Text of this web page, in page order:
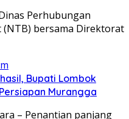
Perhubungan
bersama Direktorat
Bupati Lombok
Murangga
– Penantian panjang